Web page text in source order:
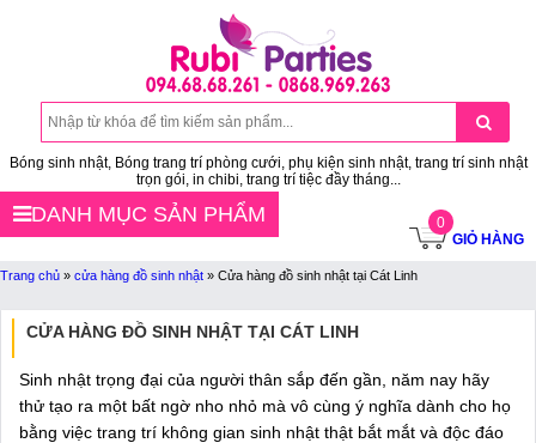
Bóng sinh nhật, Bóng trang trí phòng cưới, phụ kiện sinh nhật, trang trí sinh nhật
trọn gói, in chibi, trang trí tiệc đầy tháng...
0
GIỎ HÀNG
DANH MỤC SẢN PHẨM
Trang chủ » cửa hàng đồ sinh nhật » Cửa hàng đồ sinh nhật tại Cát Linh
CỬA HÀNG ĐỒ SINH NHẬT TẠI CÁT LINH
Sinh nhật trọng đại của người thân sắp đến gần, năm nay hãy
thử tạo ra một bất ngờ nho nhỏ mà vô cùng ý nghĩa dành cho họ
bằng việc trang trí không gian sinh nhật thật bắt mắt và độc đáo